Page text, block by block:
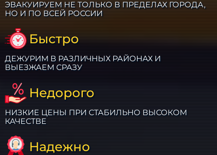
ЭВАКУИРУЕМ НЕ ТОЛЬКО В ПРЕДЕЛАХ ГОРОДА,
НО И ПО ВСЕЙ РОССИИ
Быстро
ДЕЖУРИМ В РАЗЛИЧНЫХ РАЙОНАХ И
ВЫЕЗЖАЕМ СРАЗУ
Недорого
НИЗКИЕ ЦЕНЫ ПРИ СТАБИЛЬНО ВЫСОКОМ
КАЧЕСТВЕ
Надежно